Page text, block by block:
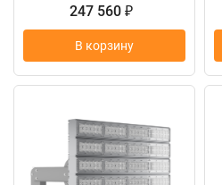
247 560 ₽
В корзину